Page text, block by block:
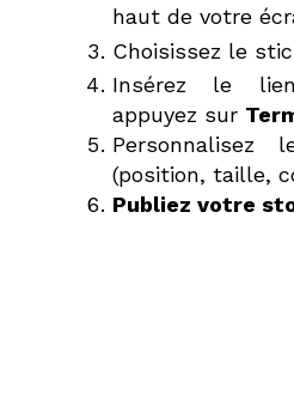
haut de votre
Choisissez le
Insérez le
appuyez sur
Personnalisez
(position, taille,
Publiez votre